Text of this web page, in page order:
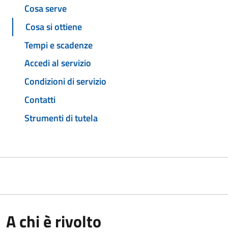
Cosa serve
Cosa si ottiene
Tempi e scadenze
Accedi al servizio
Condizioni di servizio
Contatti
Strumenti di tutela
A chi è rivolto